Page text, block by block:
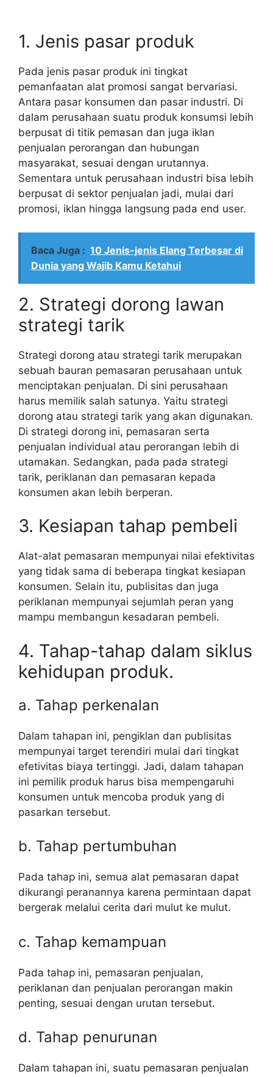
1. Jenis pasar produk
Pada jenis pasar produk ini tingkat
pemanfaatan alat promosi sangat bervariasi.
Antara pasar konsumen dan pasar industri. Di
dalam perusahaan suatu produk konsumsi lebih
berpusat di titik pemasan dan juga iklan
penjualan perorangan dan hubungan
masyarakat, sesuai dengan urutannya.
Sementara untuk perusahaan industri bisa lebih
berpusat di sektor penjualan jadi, mulai dari
promosi, iklan hingga langsung pada end user.
Baca Juga : 10 Jenis-jenis Elang Terbesar di
Dunia yang Wajib Kamu Ketahui
2. Strategi dorong lawan
strategi tarik
Strategi dorong atau strategi tarik merupakan
sebuah bauran pemasaran perusahaan untuk
menciptakan penjualan. Di sini perusahaan
harus memilik salah satunya. Yaitu strategi
dorong atau strategi tarik yang akan digunakan.
Di strategi dorong ini, pemasaran serta
penjualan individual atau perorangan lebih di
utamakan. Sedangkan, pada pada strategi
tarik, periklanan dan pemasaran kepada
konsumen akan lebih berperan.
3. Kesiapan tahap pembeli
Alat-alat pemasaran mempunyai nilai efektivitas
yang tidak sama di beberapa tingkat kesiapan
konsumen. Selain itu, publisitas dan juga
periklanan mempunyai sejumlah peran yang
mampu membangun kesadaran pembeli.
4. Tahap-tahap dalam siklus
kehidupan produk.
a. Tahap perkenalan
Dalam tahapan ini, pengiklan dan publisitas
mempunyai target terendiri mulai dari tingkat
efetivitas biaya tertinggi. Jadi, dalam tahapan
ini pemilik produk harus bisa mempengaruhi
konsumen untuk mencoba produk yang di
pasarkan tersebut.
b. Tahap pertumbuhan
Pada tahap ini, semua alat pemasaran dapat
dikurangi peranannya karena permintaan dapat
bergerak melalui cerita dari mulut ke mulut.
c. Tahap kemampuan
Pada tahap ini, pemasaran penjualan,
periklanan dan penjualan perorangan makin
penting, sesuai dengan urutan tersebut.
d. Tahap penurunan
Dalam tahapan ini, suatu pemasaran penjualan